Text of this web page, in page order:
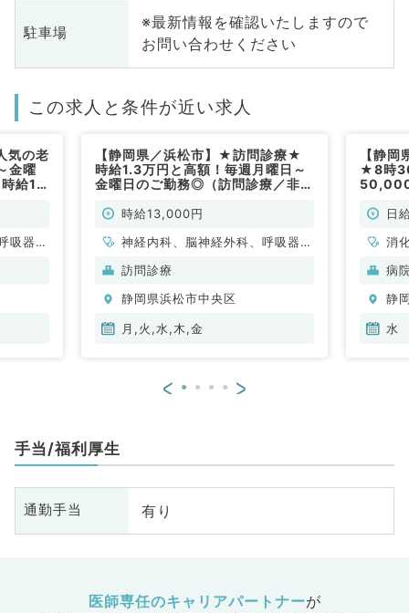
駐車場
※最新情報を確認いたしますので
お問い合わせください
この求人と条件が近い求人
気の老
金曜
給1
吸器内
【静岡県／浜松市】★訪問診療★
時給1.3万円と高額！毎週月曜日～
金曜日のご勤務◎（訪問診療／非常
時給13,000円
神経内科、脳神経外科、呼吸器外
科、心臓血管外科、一般内科、循
科、腎臓内科、老年内科、外科系
全般、一般外科、消化器外科
訪問診療
静岡県浜松市中央区
月,火,水,木,金
【静
★8時
常勤)日
消
病
静
水
< >
手当/福利厚生
通勤手当 有り
医師専任のキャリアパートナーが